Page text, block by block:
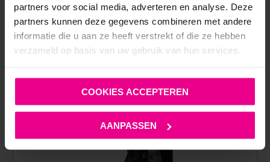
partners voor social media, adverteren en analyse. Deze
partners kunnen deze gegevens combineren met andere
informatie die u aan ze heeft verstrekt of die ze hebben
verzameld op basis van uw gebruik van hun services.
COOKIES ACCEPTEREN
AANPASSEN